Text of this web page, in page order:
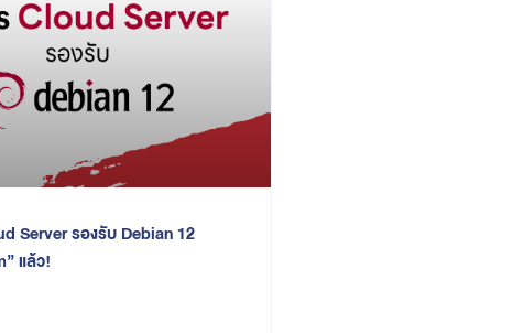
Server รองรับ Debian 12
แล้ว!